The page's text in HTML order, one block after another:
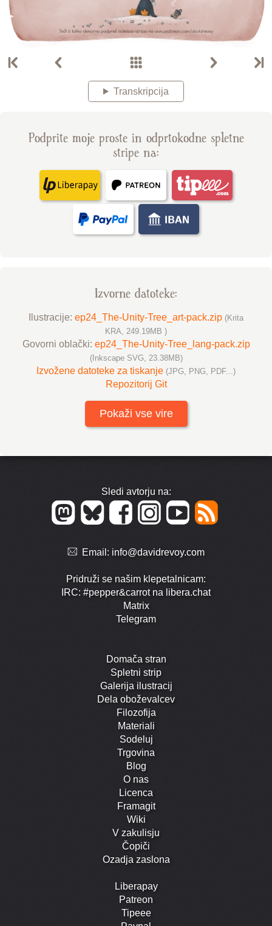
Transkripcija
Podprite moje proste in odprtokodne spletne
stripe na:
Izvorne datoteke:
Ilustracije: ep24_The-Unity-Tree_art-pack.zip (Krita
KRA, 249.19MB )
Govorni oblački: ep24_The-Unity-Tree_lang-pack.zip
(Inkscape SVG, 23.38MB)
Izvožene datoteke za tiskanje (JPG, PNG, PDF...)
Repozitorij Git
Pokaži vse vire
Sledi avtorju na:
Email: info@davidrevoy.com
Pridruži se našim klepetalnicam:
IRC: #pepper&carrot na libera.chat
Matrix
Telegram
Domača stran
Spletni strip
Galerija ilustracij
Dela oboževalcev
Filozofija
Materiali
Sodeluj
Trgovina
Blog
O nas
Licenca
Framagit
Wiki
V zakulisju
Čopiči
Ozadja zaslona
Liberapay
Patreon
Tipeee